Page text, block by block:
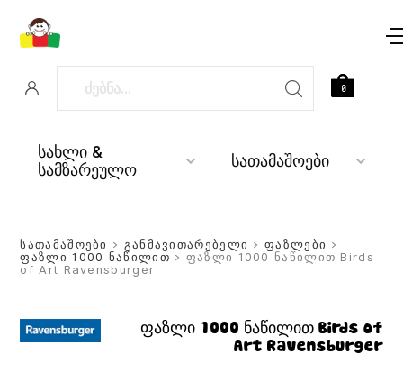
სახლი &
სამზარეულო სათამაშოები
0
სათამაშოები > განმავითარებელი >ფაზლები >
ფაზლი 1000 ნაწილით > ფაზლი 1000 ნაწილით Birds
of Art Ravensburger
ფაზლი 1000 ნაწილით Birds of
Art Ravensburger